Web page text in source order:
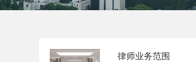
律师业务范围